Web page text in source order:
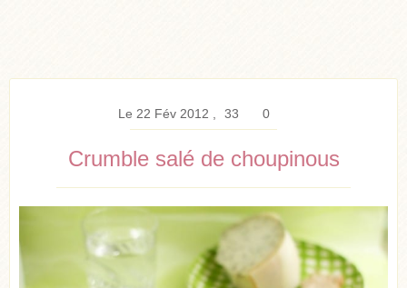
Le 22 Fév 2012 33 0
Crumble salé de choupinous